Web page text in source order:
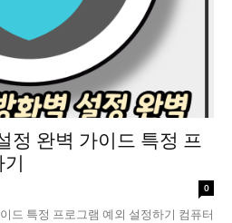
정 완벽 가이드 특정 프
0
드 특정 프로그램 예외 설정하기 컴퓨터